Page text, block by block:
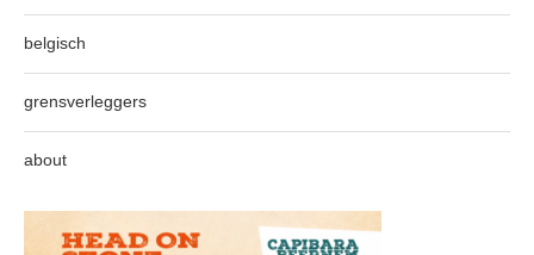
belgisch
grensverleggers
about